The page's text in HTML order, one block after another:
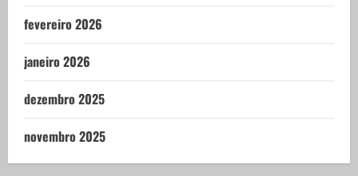
fevereiro 2026
janeiro 2026
dezembro 2025
novembro 2025